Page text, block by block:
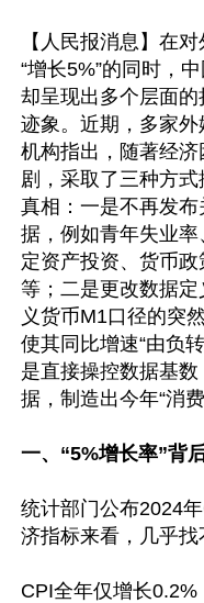
【人民报消息】在
“增长5%”的同时，
却呈现出多个层面的
迹象。近期，多家外
机构指出，随著经济
剧，采取了三种方
真相：一是不再发布
据，例如青年失业率
定资产投资、货币政
等；二是更改数据定
义货币M1口径的突
使其同比增速“由负
是直接操控数据基
据，制造出今年“消
一、“5%增长率”背
统计部门公布2024
济指标来看，几乎找
CPI全年仅增长